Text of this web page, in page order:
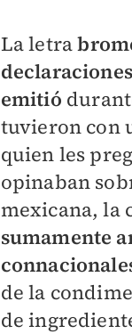
La letra
emitió
tuvieron con
quien les
opinaban
mexicana, la
sumamente
de la
de